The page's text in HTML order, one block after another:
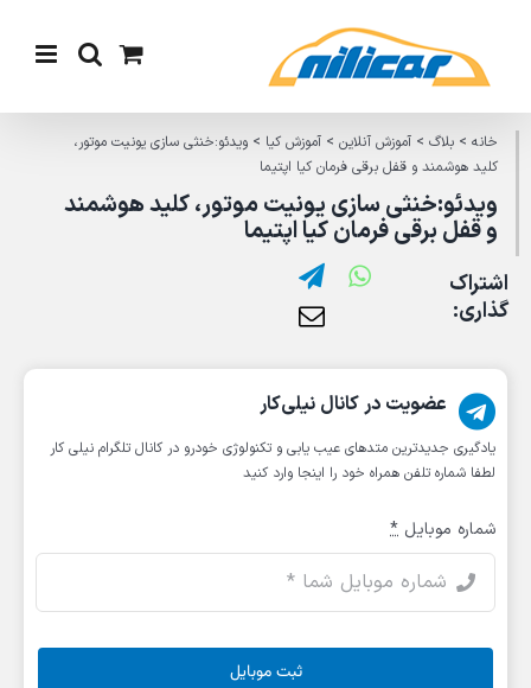
content
خانه> بلاگ> آموزش آنلاین> آموزش کیا > ویدئو:خنثی سازی یونیت موتور،
کلید هوشمند و قفل برقی فرمان کیا اپتیما
ویدئو:خنثی سازی یونیت موتور، کلید هوشمند
و قفل برقی فرمان کیا اپتیما
اشتراک
گذاری:
عضویت در کانال نیلی‌کار
یادگیری جدیدترین متد‌های عیب یابی‌ و تکنولوژی خودرو در کانال تلگرام نیلی کار
لطفا شماره تلفن همراه خود را اینجا وارد کنید
شماره موبایل *
ثبت موبایل